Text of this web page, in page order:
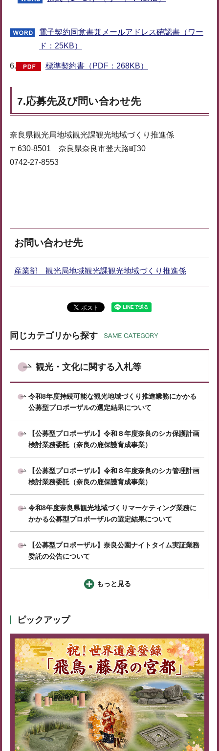
電子契約同意書兼メールアドレス確認書（ワー
ド：25KB）
6. 標準契約書（PDF：268KB）
7.応募先及び問い合わせ先
奈良県観光局地域観光課観光地域づくり推進係
〒630-8501 奈良県奈良市登大路町30
0742-27-8553
お問い合わせ先
産業部 観光局地域観光課観光地域づくり推進係
同じカテゴリから探す
観光・文化に関する入札等
令和8年度持続可能な観光地域づくり推進業務にかかる
公募型プロポーザルの選定結果について
【公募型プロポーザル】令和８年度奈良のシカ保護計画
検討業務委託（奈良の鹿保護育成事業）
【公募型プロポーザル】令和８年度奈良のシカ管理計画
検討業務委託（奈良の鹿保護育成事業）
令和8年度奈良県観光地域づくりマーケティング業務に
かかる公募型プロポーザルの選定結果について
【公募型プロポーザル】奈良公園ナイトタイム実証業務
委託の公告について
もっと見る
ピックアップ